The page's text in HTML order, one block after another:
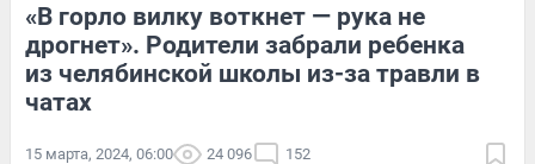
«В горло вилку воткнет — рука не
дрогнет». Родители забрали ребенка
из челябинской школы из-за травли в
чатах
15 марта, 2024, 06:00 24 096 152